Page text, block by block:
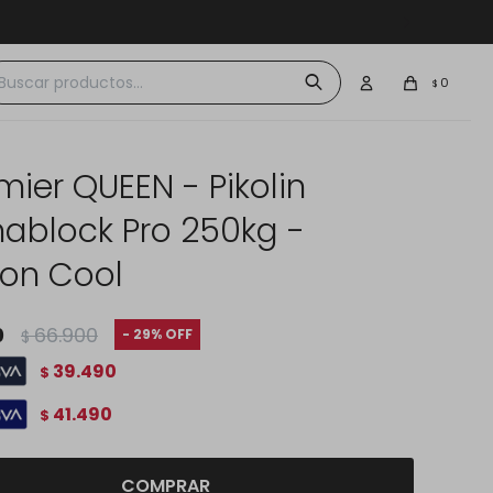
$ 0
QUEEN - Pikolin
Pro 250kg -
Cool
$ 66.900 29
$ 39.490
$ 41.490
COMPRAR